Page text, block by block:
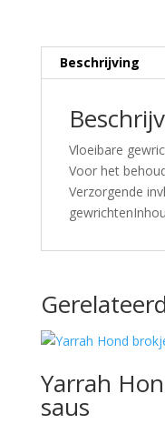
Beschrijving
Vloeibare
Voor het
Verzorgende
Yarrah
saus